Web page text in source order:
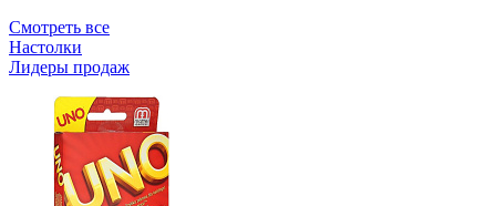
Смотреть все
Настолки
Лидеры продаж